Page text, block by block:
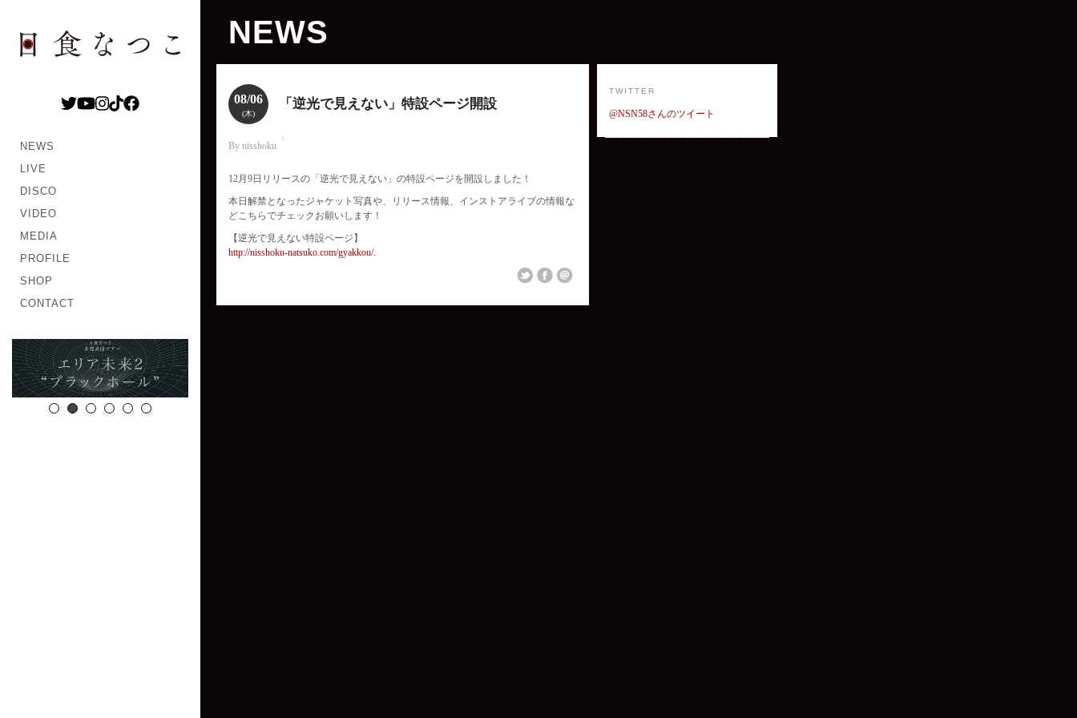
NEWS
LIVE
DISCO
VIDEO
MEDIA
PROFILE
SHOP
CONTACT
NEWS
08/06
(木)
「逆光で見えない」特設ページ開設
By nisshoku
12月9日リリースの「逆光で見えない」の特設ページを開設しました！
本日解禁となったジャケット写真や、リリース情報、インストアライブの情報な
どこちらでチェックお願いします！
【逆光で見えない特設ページ】
http://nisshoku-natsuko.com/gyakkou/.
TWITTER
@NSN58さんのツイート